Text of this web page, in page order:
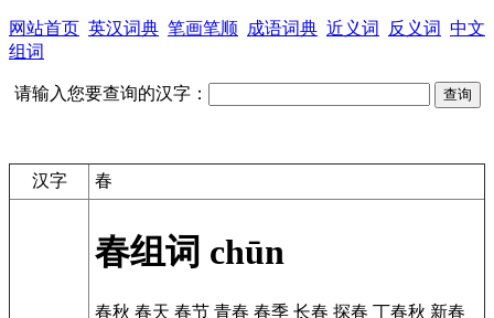
网站首页 英汉词典 笔画笔顺 成语词典 近义词 反义词 中文
组词
请输入您要查询的汉字：
汉字 春
春组词 chūn
春秋 春天 春节 青春 春季 长春 探春 丁春秋 新春